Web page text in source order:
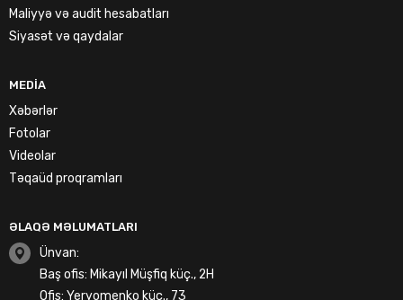
Maliyyə və audit hesabatları
Siyasət və qaydalar
MEDIA
Xəbərlər
Fotolar
Videolar
Təqaüd proqramları
ƏLAQƏ MƏLUMATLARI
Ünvan:
Baş ofis: Mikayıl Müşfiq küç., 2H
Ofis: Yeryomenko küç., 73